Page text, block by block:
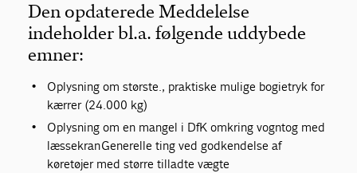
Den opdaterede Meddelelse
indeholder bl.a. følgende uddybede
emner:
Oplysning om største., praktiske mulige bogietryk for
kærrer (24.000 kg)
Oplysning om en mangel i DfK omkring vogntog med
læssekran Generelle ting ved godkendelse af
køretøjer med større tilladte vægte